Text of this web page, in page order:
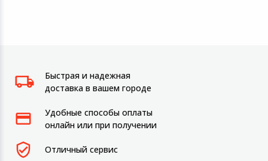
Быстрая и надежная
доставка в вашем городе
Удобные способы оплаты
онлайн или при получении
Отличный сервис